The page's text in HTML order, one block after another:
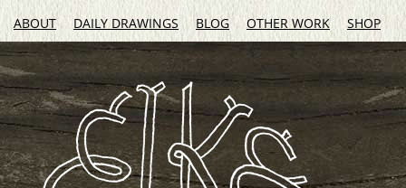
ABOUT DAILY DRAWINGS BLOG OTHER WORK SHOP